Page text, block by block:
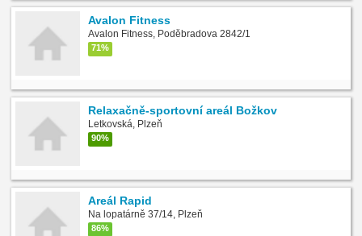
Avalon Fitness
Avalon Fitness, Poděbradova 2842/1
71%
Relaxačně-sportovní areál Božkov
Letkovská, Plzeň
90%
Areál Rapid
Na lopatárně 37/14, Plzeň
86%